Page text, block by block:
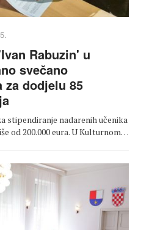
Rabuzin' u
svečano
dodjelu 85
stipendiranje nadarenih učenika
od 200.000 eura. U Kulturnom…